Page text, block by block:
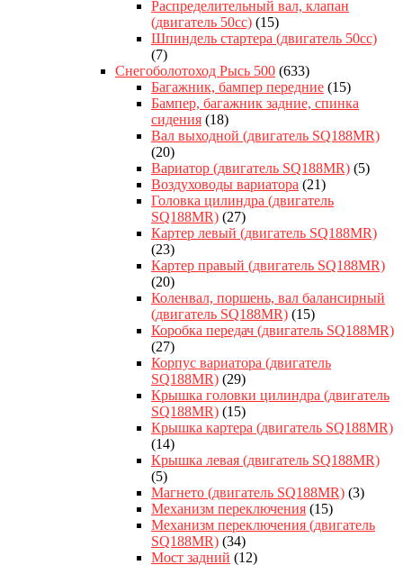
Распределительный вал, клапан
(двигатель 50сс) (15)
Шпиндель стартера (двигатель 50сс)
(7)
Снегоболотоход Рысь 500 (633)
Багажник, бампер передние (15)
Бампер, багажник задние, спинка
сидения (18)
Вал выходной (двигатель SQ188MR)
(20)
Вариатор (двигатель SQ188MR) (5)
Воздуховоды вариатора (21)
Головка цилиндра (двигатель
SQ188MR) (27)
Картер левый (двигатель SQ188MR)
(23)
Картер правый (двигатель SQ188MR)
(20)
Коленвал, поршень, вал балансирный
(двигатель SQ188MR) (15)
Коробка передач (двигатель SQ188MR)
(27)
Корпус вариатора (двигатель
SQ188MR) (29)
Крышка головки цилиндра (двигатель
SQ188MR) (15)
Крышка картера (двигатель SQ188MR)
(14)
Крышка левая (двигатель SQ188MR)
(5)
Магнето (двигатель SQ188MR) (3)
Механизм переключения (15)
Механизм переключения (двигатель
SQ188MR) (34)
Мост задний (12)